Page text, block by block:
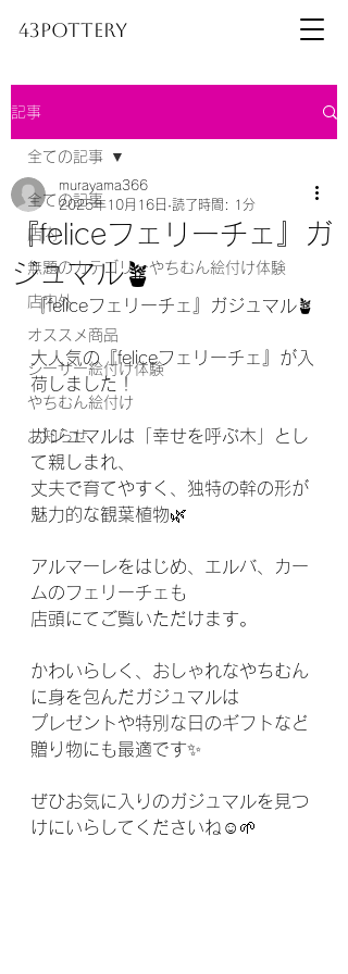
43pottery
記事
全ての記事
店内
無題のカテゴリーやちむん絵付け体験
店内外
オススメ商品
シーサー絵付け体験
やちむん絵付け
お知らせ
全ての記事
​『feliceフェリーチェ』ガ
ジュマル🪴
murayama366
2025年10月16日 読了時間: 1分
『feliceフェリーチェ』ガジュマル🪴
大人気の『feliceフェリーチェ』が入
荷しました！
ガジュマルは「幸せを呼ぶ木」とし
て親しまれ、
丈夫で育てやすく、独特の幹の形が
魅力的な観葉植物🌿
アルマーレをはじめ、エルバ、カー
ムのフェリーチェも
店頭にてご覧いただけます。
かわいらしく、おしゃれなやちむん
に身を包んだガジュマルは
プレゼントや特別な日のギフトなど
贈り物にも最適です✨
ぜひお気に入りのガジュマルを見つ
けにいらしてくださいね☺️🌱